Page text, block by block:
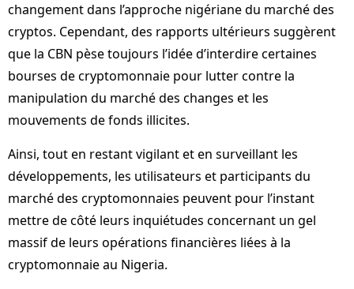
changement dans l’approche nigériane du marché des
cryptos. Cependant, des rapports ultérieurs suggèrent
que la CBN pèse toujours l’idée d’interdire certaines
bourses de cryptomonnaie pour lutter contre la
manipulation du marché des changes et les
mouvements de fonds illicites.
Ainsi, tout en restant vigilant et en surveillant les
développements, les utilisateurs et participants du
marché des cryptomonnaies peuvent pour l’instant
mettre de côté leurs inquiétudes concernant un gel
massif de leurs opérations financières liées à la
cryptomonnaie au Nigeria.